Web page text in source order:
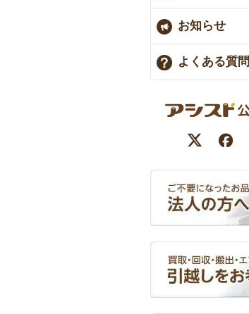
お知らせ
よくある質問